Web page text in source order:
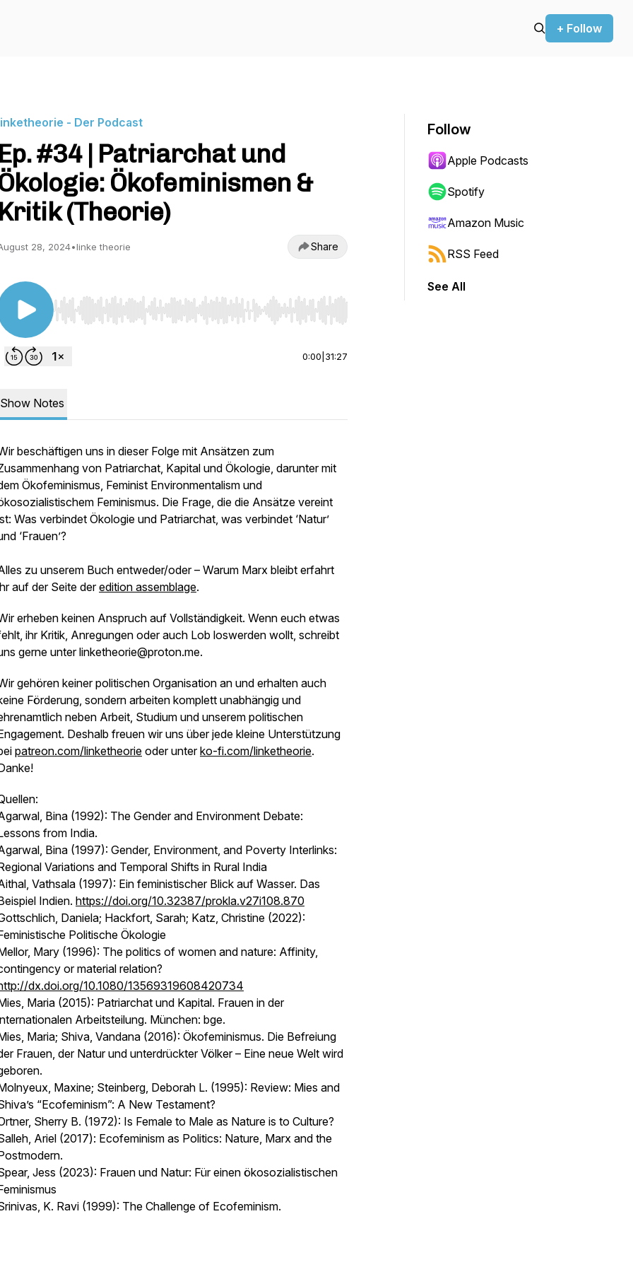
+ Follow
- Der Podcast
Ep. #34 | Patriarchat und
Ökofeminismen &
Kritik (Theorie)
28, 2024•linke theorie Share
Use Left/Right to seek, Home/End to jump to start or end. Hold shift to jump forward or backward.
0:00 31:27
Show Notes
beschäftigen uns in dieser Folge mit Ansätzen zum
von Patriarchat, Kapital und Ökologie, darunter mit
Ökofeminismus, Feminist Environmentalism und
Feminismus. Die Frage, die die Ansätze vereint
Was verbindet Ökologie und Patriarchat, was verbindet ‘Natur’
‘Frauen’?
zu unserem Buch entweder/oder – Warum Marx bleibt erfahrt
auf der Seite deredition assemblage.
erheben keinen Anspruch auf Vollständigkeit. Wenn euch etwas
ihr Kritik, Anregungen oder auch Lob loswerden wollt, schreibt
gerne unter linketheorie@proton.me.
gehören keiner politischen Organisation an und erhalten auch
Förderung, sondern arbeiten komplett unabhängig und
neben Arbeit, Studium und unserem politischen
Deshalb freuen wir uns über jede kleine Unterstützung
patreon.com/linketheorie oder unterko-fi.com/linketheorie.
Bina (1992): The Gender and Environment Debate:
from India.
Bina (1997): Gender, Environment, and Poverty Interlinks:
Variations and Temporal Shifts in Rural India
Vathsala (1997): Ein feministischer Blick auf Wasser. Das
Indien. https://doi.org/10.32387/prokla.v27i108.870
Daniela; Hackfort, Sarah; Katz, Christine (2022):
Politische Ökologie
Mary (1996): The politics of women and nature: Affinity,
or material relation?
dx.doi.org/10.1080/13569319608420734
Maria (2015): Patriarchat und Kapital. Frauen in der
Arbeitsteilung. München: bge.
Maria; Shiva, Vandana (2016): Ökofeminismus. Die Befreiung
Frauen, der Natur und unterdrückter Völker – Eine neue Welt wird
Maxine; Steinberg, Deborah L. (1995): Review: Mies and
“Ecofeminism”: A New Testament?
Sherry B. (1972): Is Female to Male as Nature is to Culture?
Ariel (2017): Ecofeminism as Politics: Nature, Marx and the
Jess (2023): Frauen und Natur: Für einen ökosozialistischen
K. Ravi (1999): The Challenge of Ecofeminism.
Follow
Apple Podcasts
Spotify
Amazon Music
RSS Feed
See All